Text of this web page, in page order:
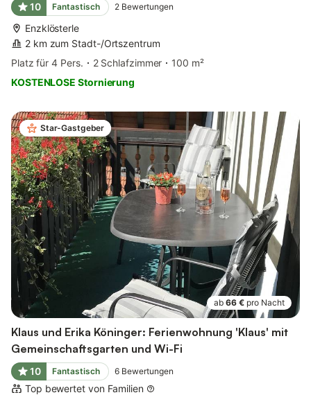
10 Fantastisch 2 Bewertungen
Enzklösterle
2 km zum Stadt-/Ortszentrum
Platz für 4 Pers.
2 Schlafzimmer
100 m²
KOSTENLOSE Stornierung
Star-Gastgeber
ab 66 € pro Nacht
Klaus und Erika Köninger: Ferienwohnung 'Klaus' mit
Gemeinschaftsgarten und Wi-Fi
10 Fantastisch 6 Bewertungen
Top bewertet von Familien